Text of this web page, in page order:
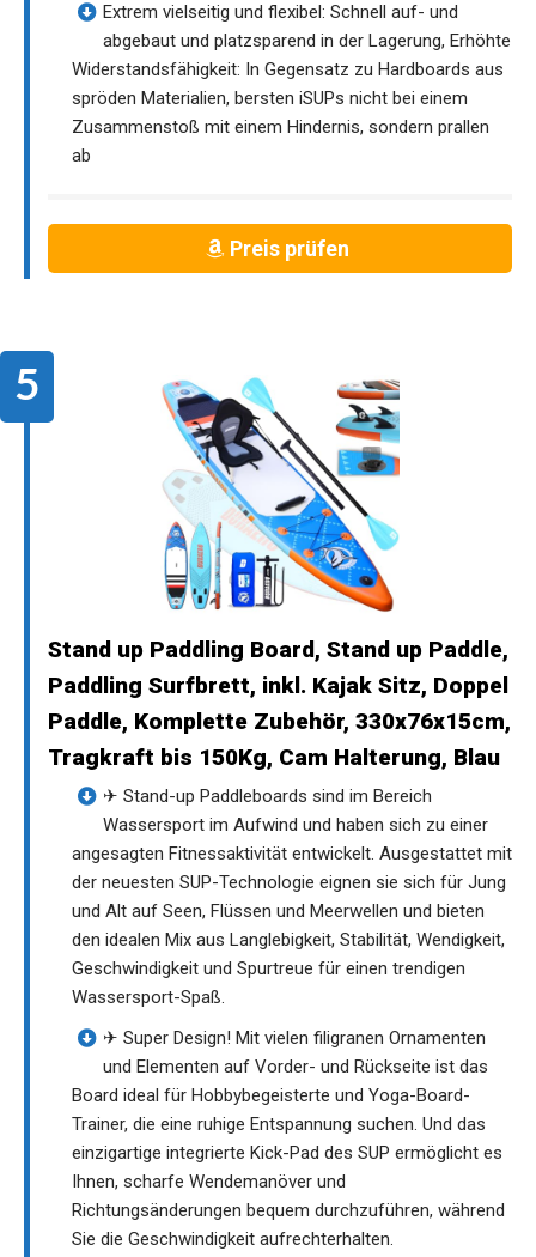
Extrem vielseitig und flexibel: Schnell auf- und
abgebaut und platzsparend in der Lagerung, Erhöhte
Widerstandsfähigkeit: In Gegensatz zu Hardboards aus
spröden Materialien, bersten iSUPs nicht bei einem
Zusammenstoß mit einem Hindernis, sondern prallen
ab
Preis prüfen
Stand up Paddling Board, Stand up Paddle,
Paddling Surfbrett, inkl. Kajak Sitz, Doppel
Paddle, Komplette Zubehör, 330x76x15cm,
Tragkraft bis 150Kg, Cam Halterung, Blau
✈ Stand-up Paddleboards sind im Bereich
Wassersport im Aufwind und haben sich zu einer
angesagten Fitnessaktivität entwickelt. Ausgestattet mit
der neuesten SUP-Technologie eignen sie sich für Jung
und Alt auf Seen, Flüssen und Meerwellen und bieten
den idealen Mix aus Langlebigkeit, Stabilität, Wendigkeit,
Geschwindigkeit und Spurtreue für einen trendigen
Wassersport-Spaß.
✈ Super Design! Mit vielen filigranen Ornamenten
und Elementen auf Vorder- und Rückseite ist das
Board ideal für Hobbybegeisterte und Yoga-Board-
Trainer, die eine ruhige Entspannung suchen. Und das
einzigartige integrierte Kick-Pad des SUP ermöglicht es
Ihnen, scharfe Wendemanöver und
Richtungsänderungen bequem durchzuführen, während
Sie die Geschwindigkeit aufrechterhalten.